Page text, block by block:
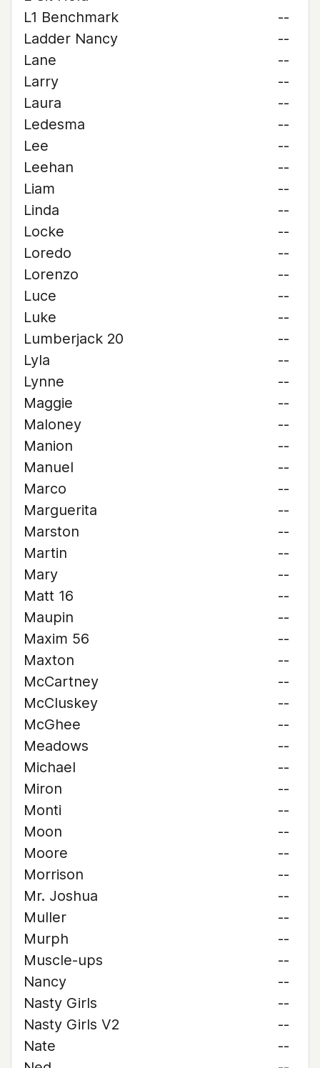
L1 Benchmark
--
Ladder Nancy
--
Lane
--
Larry
--
Laura
--
Ledesma
--
Lee
--
Leehan
--
Liam
--
Linda
--
Locke
--
Loredo
--
Lorenzo
--
Luce
--
Luke
--
Lumberjack 20
--
Lyla
--
Lynne
--
Maggie
--
Maloney
--
Manion
--
Manuel
--
Marco
--
Marguerita
--
Marston
--
Martin
--
Mary
--
Matt 16
--
Maupin
--
Maxim 56
--
Maxton
--
McCartney
--
McCluskey
--
McGhee
--
Meadows
--
Michael
--
Miron
--
Monti
--
Moon
--
Moore
--
Morrison
--
Mr. Joshua
--
Muller
--
Murph
--
Muscle-ups
--
Nancy
--
Nasty Girls
--
Nasty Girls V2
--
Nate
--